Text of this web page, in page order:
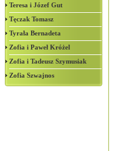
Teresa i Józef Gut
Tęczak Tomasz
Tyrała Bernadeta
Zofia i Paweł Króżel
Zofia i Tadeusz Szymusiak
Zofia Szwajnos